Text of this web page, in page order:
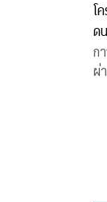
โ
ด
ก
ผ่